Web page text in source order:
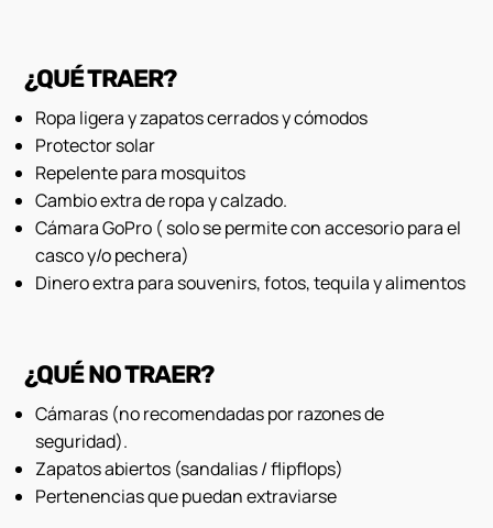
¿QUÉ TRAER?
Ropa ligera y zapatos cerrados y cómodos
Protector solar
Repelente para mosquitos
Cambio extra de ropa y calzado.
Cámara GoPro ( solo se permite con accesorio para el
casco y/o pechera)
Dinero extra para souvenirs, fotos, tequila y alimentos
¿QUÉ NO TRAER?
Cámaras (no recomendadas por razones de
seguridad).
Zapatos abiertos (sandalias / flipflops)
Pertenencias que puedan extraviarse